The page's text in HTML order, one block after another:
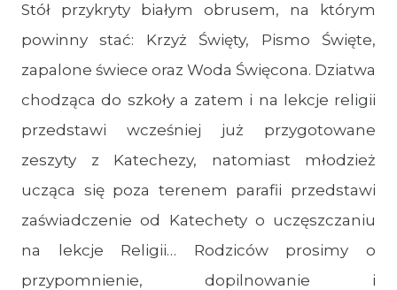
Stół przykryty białym obrusem, na którym
powinny stać: Krzyż Święty, Pismo Święte,
zapalone świece oraz Woda Święcona. Dziatwa
chodząca do szkoły a zatem i na lekcje religii
przedstawi wcześniej już przygotowane
zeszyty z Katechezy, natomiast młodzież
ucząca się poza terenem parafii przedstawi
zaświadczenie od Katechety o uczęszczaniu
na lekcje Religii… Rodziców prosimy o
przypomnienie, dopilnowanie i